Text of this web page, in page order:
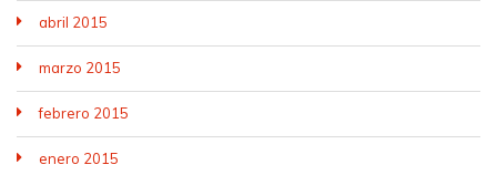
abril 2015
marzo 2015
febrero 2015
enero 2015